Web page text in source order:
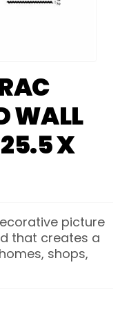
WALL
X
picture
that creates a
shops,